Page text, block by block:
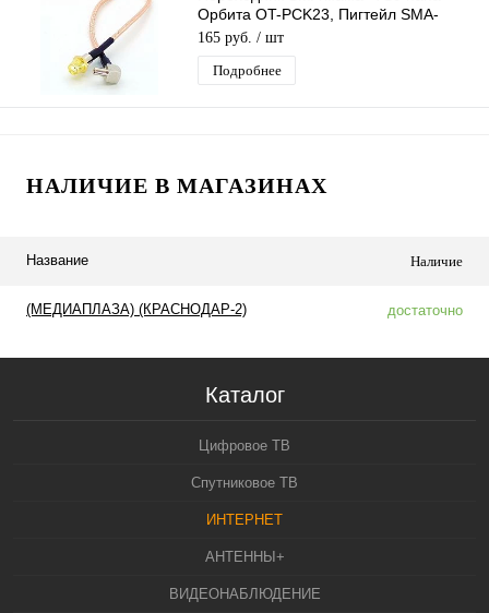
Орбита OT-PCK23, Пигтейл SMA-
female-TS9, Адаптер для соединения
3G/4G
165 руб. / шт
Подробнее
НАЛИЧИЕ В МАГАЗИНАХ
Название Наличие
(МЕДИАПЛАЗА) (КРАСНОДАР-2) достаточно
Каталог
Цифровое ТВ
Спутниковое ТВ
ИНТЕРНЕТ
АНТЕННЫ+
ВИДЕОНАБЛЮДЕНИЕ